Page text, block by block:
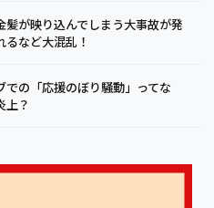
髪が映り込んでしまう大事故が発
など大混乱！
での「応援のぼり騒動」ってな
上？